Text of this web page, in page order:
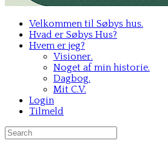
Velkommen til Søbys hus.
Hvad er Søbys Hus?
Hvem er jeg?
Visioner.
Noget af min historie.
Dagbog.
Mit C.V.
Login
Tilmeld
Search
for: